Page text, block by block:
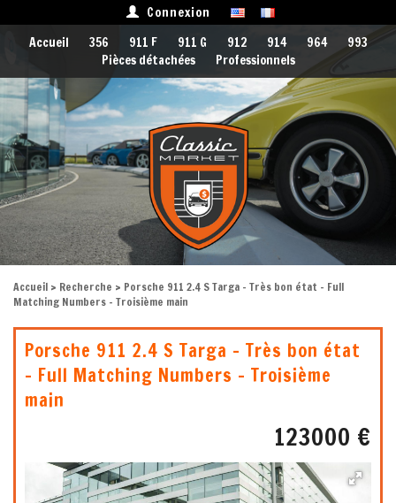
Connexion
Accueil
356 911 F 911 G 912 914 964
993
Pièces détachées
Professionnels
Accueil > Recherche > Porsche 911 2.4 S Targa - Très bon état - Full
Matching Numbers - Troisième main
Porsche 911 2.4 S Targa - Très bon état
- Full Matching Numbers - Troisième
main
123000 €